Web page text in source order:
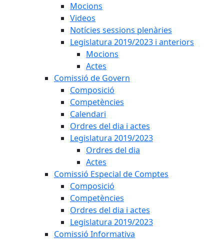
Mocions
Videos
Notícies sessions plenàries
Legislatura 2019/2023 i anteriors
Mocions
Actes
Comissió de Govern
Composició
Competències
Calendari
Ordres del dia i actes
Legislatura 2019/2023
Ordres del dia
Actes
Comissió Especial de Comptes
Composició
Competències
Ordres del dia i actes
Legislatura 2019/2023
Comissió Informativa